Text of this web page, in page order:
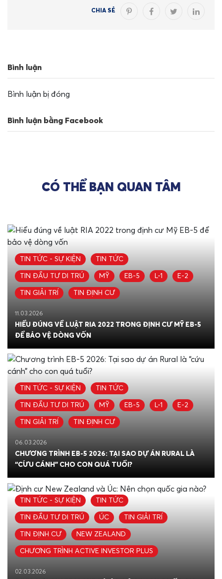
CHIA SẺ
Bình luận
Bình luận bị đóng
Bình luận bằng Facebook
CÓ THỂ BẠN QUAN TÂM
TIN TỨC - SỰ KIỆN TIN TỨC
TIN ĐẦU TƯ DI TRÚ MỸ EB-5 L-1 E-2
TIN GIẢI TRÍ TIN ĐỊNH CƯ
11.03.2026
HIỂU ĐÚNG VỀ LUẬT RIA 2022 TRONG ĐỊNH CƯ MỸ EB-5
ĐỂ BẢO VỆ DÒNG VỐN
TIN TỨC - SỰ KIỆN TIN TỨC
TIN ĐẦU TƯ DI TRÚ MỸ EB-5 L-1 E-2
TIN GIẢI TRÍ TIN ĐỊNH CƯ
06.03.2026
CHƯƠNG TRÌNH EB-5 2026: TẠI SAO DỰ ÁN RURAL LÀ
“CỨU CÁNH” CHO CON QUÁ TUỔI?
TIN TỨC - SỰ KIỆN TIN TỨC
TIN ĐẦU TƯ DI TRÚ ÚC TIN GIẢI TRÍ
TIN ĐỊNH CƯ NEW ZEALAND
CHƯƠNG TRÌNH ACTIVE INVESTOR PLUS
02.03.2026